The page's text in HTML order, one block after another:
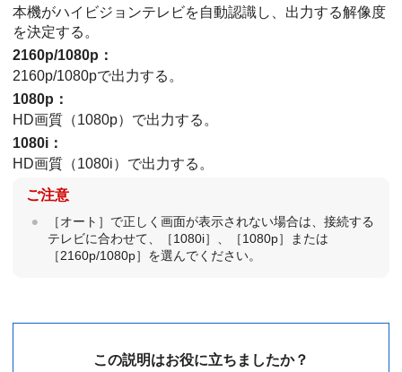
本機がハイビジョンテレビを自動認識し、出力する解像度
を決定する。
2160p/1080p ：
2160p/1080pで出力する。
1080p ：
HD画質（1080p）で出力する。
1080i ：
HD画質（1080i）で出力する。
ご注意
［オート］ で正しく画面が表示されない場合は、接続する
テレビに合わせて、
［1080i］ ［1080p］
または
［2160p/1080p］ を選んでください。
この説明はお役に立ちましたか？